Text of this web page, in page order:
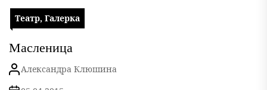
Театр, Галерка
Масленица
Александра Клюшина